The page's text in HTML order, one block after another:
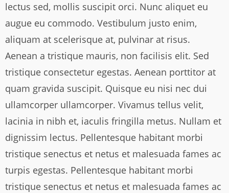
lectus sed, mollis suscipit orci. Nunc aliquet eu
augue eu commodo. Vestibulum justo enim,
aliquam at scelerisque at, pulvinar at risus.
Aenean a tristique mauris, non facilisis elit. Sed
tristique consectetur egestas. Aenean porttitor at
quam gravida suscipit. Quisque eu nisi nec dui
ullamcorper ullamcorper. Vivamus tellus velit,
lacinia in nibh et, iaculis fringilla metus. Nullam et
dignissim lectus. Pellentesque habitant morbi
tristique senectus et netus et malesuada fames ac
turpis egestas. Pellentesque habitant morbi
tristique senectus et netus et malesuada fames ac